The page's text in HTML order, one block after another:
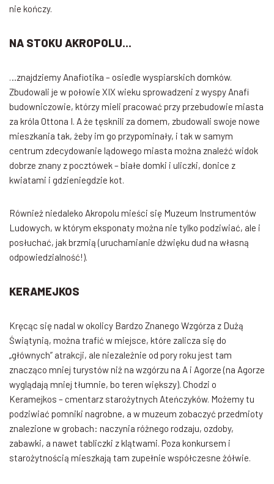
nie kończy.
NA STOKU AKROPOLU…
…znajdziemy Anafiotika – osiedle wyspiarskich domków.
Zbudowali je w połowie XIX wieku sprowadzeni z wyspy Anafi
budowniczowie, którzy mieli pracować przy przebudowie miasta
za króla Ottona I. A że tęsknili za domem, zbudowali swoje nowe
mieszkania tak, żeby im go przypominały, i tak w samym
centrum zdecydowanie lądowego miasta można znaleźć widok
dobrze znany z pocztówek – białe domki i uliczki, donice z
kwiatami i gdzieniegdzie kot.
Również niedaleko Akropolu mieści się Muzeum Instrumentów
Ludowych, w którym eksponaty można nie tylko podziwiać, ale i
posłuchać, jak brzmią (uruchamianie dźwięku dud na własną
odpowiedzialność!).
KERAMEJKOS
Kręcąc się nadal w okolicy Bardzo Znanego Wzgórza z Dużą
Świątynią, można trafić w miejsce, które zalicza się do
„głównych” atrakcji, ale niezależnie od pory roku jest tam
znacząco mniej turystów niż na wzgórzu na A i Agorze (na Agorze
wyglądają mniej tłumnie, bo teren większy). Chodzi o
Keramejkos – cmentarz starożytnych Ateńczyków. Możemy tu
podziwiać pomniki nagrobne, a w muzeum zobaczyć przedmioty
znalezione w grobach: naczynia różnego rodzaju, ozdoby,
zabawki, a nawet tabliczki z klątwami. Poza konkursem i
starożytnością mieszkają tam zupełnie współczesne żółwie.